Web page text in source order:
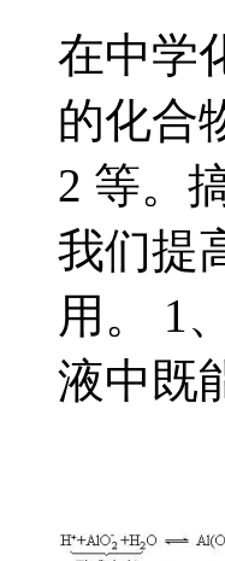
在中学
的化合
2 等。
我们提
用。 1
液中既